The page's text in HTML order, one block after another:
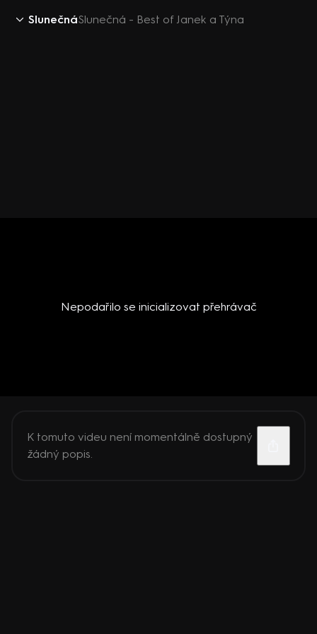
SlunečnáSlunečná - Best of Janek a Týna
Nepodařilo se inicializovat přehrávač
K tomuto videu není momentálně dostupný
žádný popis.